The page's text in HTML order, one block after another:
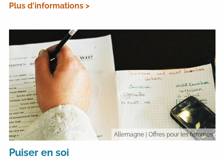
Plus d'informations >
Allemagne | Offres pour les femmes
Puiser en soi